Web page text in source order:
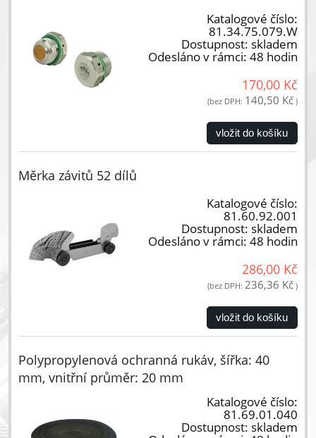
Katalogové číslo:
81.34.75.079.W
Dostupnost: skladem
Odesláno v rámci: 48 hodin
170,00 Kč
(bez DPH: 140,50 Kč )
vložit do košíku
Měrka závitů 52 dílů
Katalogové číslo:
81.60.92.001
Dostupnost: skladem
Odesláno v rámci: 48 hodin
286,00 Kč
(bez DPH: 236,36 Kč )
vložit do košíku
Polypropylenová ochranná rukáv, šířka: 40
mm, vnitřní průměr: 20 mm
Katalogové číslo:
81.69.01.040
Dostupnost: skladem